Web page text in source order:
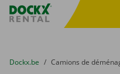
sitename
You are here:
du
Dockx.be to
Camions de